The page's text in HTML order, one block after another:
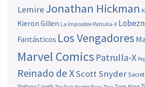
LemireJonathan Hickman
Kieron Gillen La Imposible Patrulla-X
Fantásticos Los Vengadores
Marvel Comics Patrulla-X
Reinado de XScott Snyder